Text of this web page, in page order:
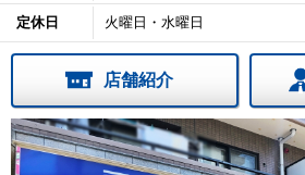
定休日 火曜日・水曜日
店舗紹介